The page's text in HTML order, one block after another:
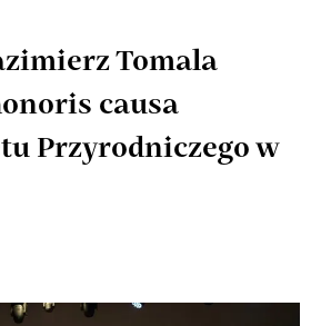
Tomala
causa
Przyrodniczego w